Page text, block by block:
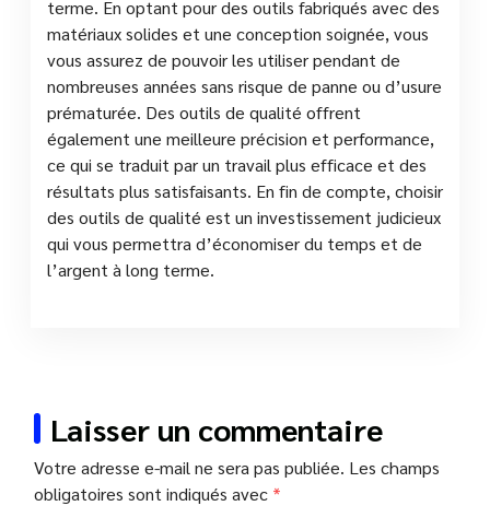
terme. En optant pour des outils fabriqués avec des
matériaux solides et une conception soignée, vous
vous assurez de pouvoir les utiliser pendant de
nombreuses années sans risque de panne ou d’usure
prématurée. Des outils de qualité offrent
également une meilleure précision et performance,
ce qui se traduit par un travail plus efficace et des
résultats plus satisfaisants. En fin de compte, choisir
des outils de qualité est un investissement judicieux
qui vous permettra d’économiser du temps et de
l’argent à long terme.
Laisser un commentaire
Votre adresse e-mail ne sera pas publiée. Les champs
obligatoires sont indiqués avec *